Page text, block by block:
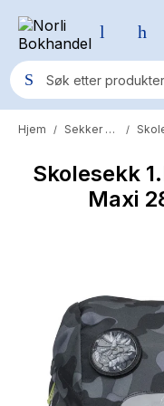
Populære søk
Pokemon
One piece
Fury Bound -
Elizabeth Strout
Hitster
Hypopressiv
Hjem / Sekker og skolesaker /
Skolesekk
Maxi